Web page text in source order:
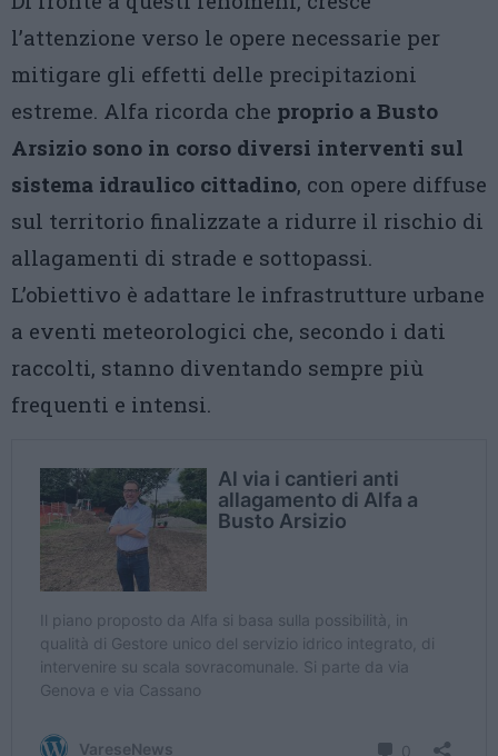
l’attenzione verso le opere necessarie per
mitigare gli effetti delle precipitazioni
estreme. Alfa ricorda che proprio a Busto
Arsizio sono in corso diversi interventi sul
sistema idraulico cittadino, con opere diffuse
sul territorio finalizzate a ridurre il rischio di
allagamenti di strade e sottopassi.
L’obiettivo è adattare le infrastrutture urbane
a eventi meteorologici che, secondo i dati
raccolti, stanno diventando sempre più
frequenti e intensi.